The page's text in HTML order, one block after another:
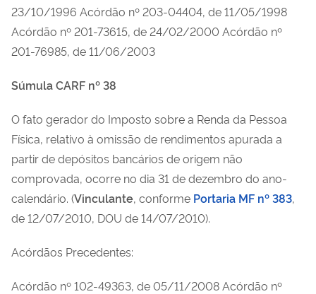
23/10/1996 Acórdão nº 203-04404, de 11/05/1998
Acórdão nº 201-73615, de 24/02/2000 Acórdão nº
201-76985, de 11/06/2003
Súmula CARF nº 38
O fato gerador do Imposto sobre a Renda da Pessoa
Física, relativo à omissão de rendimentos apurada a
partir de depósitos bancários de origem não
comprovada, ocorre no dia 31 de dezembro do ano-
calendário. (Vinculante, conforme Portaria MF nº 383,
de 12/07/2010, DOU de 14/07/2010).
Acórdãos Precedentes:
Acórdão nº 102-49363, de 05/11/2008 Acórdão nº